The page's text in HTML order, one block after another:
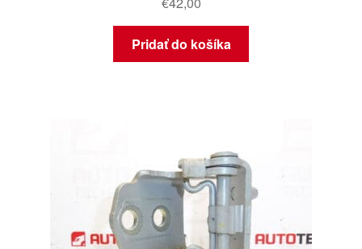
Pridať do košíka